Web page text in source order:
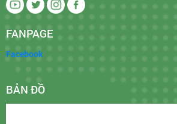
FANPAGE
Facebook
BẢN ĐỒ